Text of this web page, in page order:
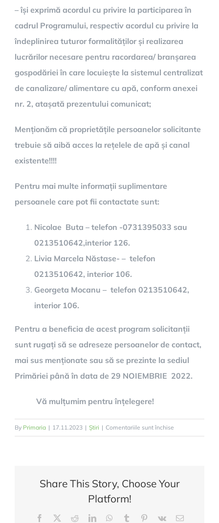
– își exprimă acordul cu privire la participarea în
cadrul Programului, respectiv acordul cu privire la
îndeplinirea tuturor formalităților și realizarea
lucrărilor necesare pentru racordarea/ branșarea
gospodăriei în care locuiește la sistemul centralizat
de canalizare/ alimentare cu apă, conform anexei
nr. 2, atașată prezentului comunicat;
Menționăm că proprietățile persoanelor solicitante
trebuie să aibă acces la rețelele de apă și canal
existente!!!!
Pentru mai multe informații suplimentare
persoanele care pot fii contactate sunt:
Nicolae Buta – telefon -0731395033 sau
0213510642,interior 126.
Livia Marcela Năstase- – telefon
0213510642, interior 106.
Georgeta Mocanu – telefon 0213510642,
interior 106.
Pentru a beneficia de acest program solicitanții
sunt rugați să se adreseze persoanelor de contact,
mai sus menționate sau să se prezinte la sediul
Primăriei până în data de 29 NOIEMBRIE 2022.
Vă mulțumim pentru înțelegere!
By Primaria | 17.11.2023 | Știri | Comentariile sunt închise
Programul
ajutor
racordarea
Share This Story, Choose Your
Platform!
Facebook
TwitterRedditLinkedInWhatsApp
Tumblr Pinterest
Vk
E-